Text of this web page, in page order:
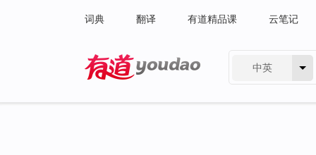
词典 翻译 有道精品课 云笔记
中英